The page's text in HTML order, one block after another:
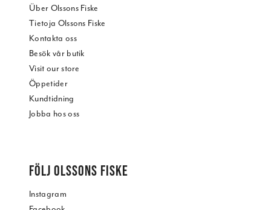
Über Olssons Fiske
Tietoja Olssons Fiske
Kontakta oss
Besök vår butik
Visit our store
Öppetider
Kundtidning
Jobba hos oss
FÖLJ OLSSONS FISKE
Instagram